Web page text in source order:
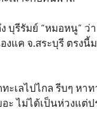
รีรัมย์ “หมอหนู” ว่า
แค จ.สระบุรี ตรงนี้
ะเลไปไกล รีบๆ หา
ะ ไม่ได้เป็นห่วงแต่